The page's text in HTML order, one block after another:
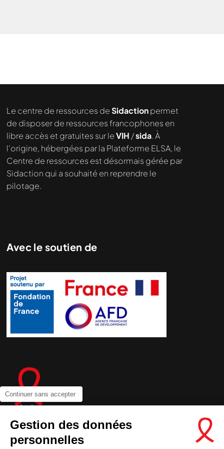
Continuer sans accepter
Gestion des données
personnelles
Nous cherchons le contenu
demandé....
Le centre de ressources deSidactionpermet
de disposer de ressources francophones en
libre accès et gratuites sur leVIH /sida. À
l’origine, hébergées par la Plateforme ELSA, le
Centre de ressources est désormais gérée par
Sidaction qui a souhaité en reprendre le
pilotage.
Avec le soutien de
Contactez-nous